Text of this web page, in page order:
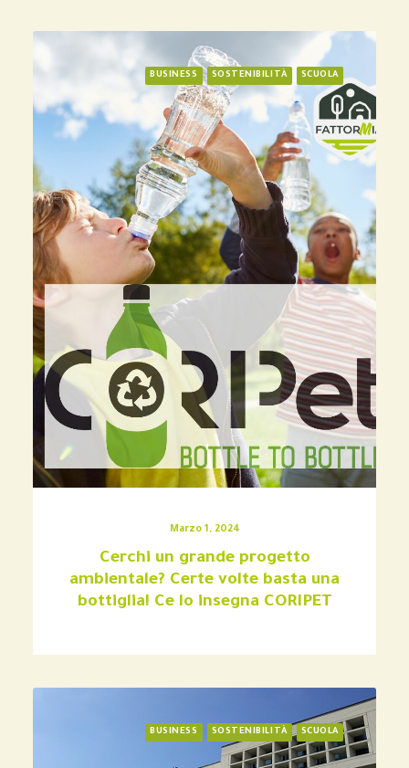
BUSINESS SOSTENIBILITÀ SCUOLA
Marzo 1, 2024
Cerchi un grande progetto
ambientale? Certe volte basta una
bottiglia! Ce lo insegna CORIPET
BUSINESS SOSTENIBILITÀ SCUOLA